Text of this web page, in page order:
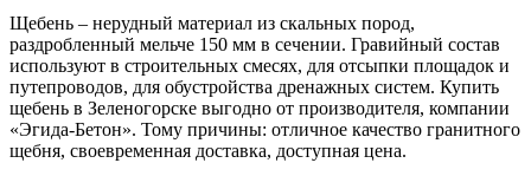
Щебень – нерудный материал из скальных пород,
раздробленный мельче 150 мм в сечении. Гравийный состав
используют в строительных смесях, для отсыпки площадок и
путепроводов, для обустройства дренажных систем. Купить
щебень в Зеленогорске выгодно от производителя, компании
«Эгида-Бетон». Тому причины: отличное качество гранитного
щебня, своевременная доставка, доступная цена.